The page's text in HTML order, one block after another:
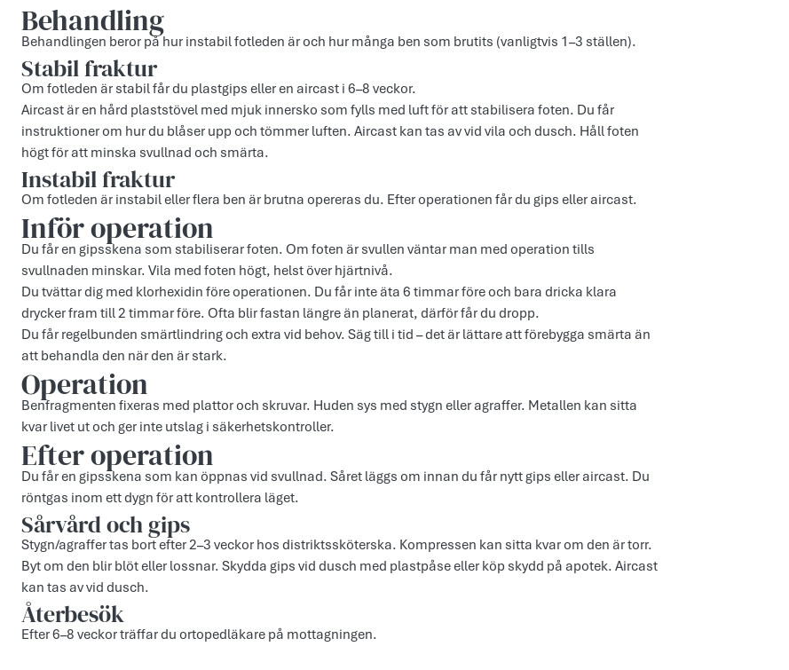
Behandling
Behandlingen beror på hur instabil fotleden är och hur många ben som brutits (vanligtvis 1–3 ställen).
Stabil fraktur
Om fotleden är stabil får du plastgips eller en aircast i 6–8 veckor.
Aircast är en hård plaststövel med mjuk innersko som fylls med luft för att stabilisera foten. Du får
instruktioner om hur du blåser upp och tömmer luften. Aircast kan tas av vid vila och dusch. Håll foten
högt för att minska svullnad och smärta.
Instabil fraktur
Om fotleden är instabil eller flera ben är brutna opereras du. Efter operationen får du gips eller aircast.
Inför operation
Du får en gipsskena som stabiliserar foten. Om foten är svullen väntar man med operation tills
svullnaden minskar. Vila med foten högt, helst över hjärtnivå.
Du tvättar dig med klorhexidin före operationen. Du får inte äta 6 timmar före och bara dricka klara
drycker fram till 2 timmar före. Ofta blir fastan längre än planerat, därför får du dropp.
Du får regelbunden smärtlindring och extra vid behov. Säg till i tid – det är lättare att förebygga smärta än
att behandla den när den är stark.
Operation
Benfragmenten fixeras med plattor och skruvar. Huden sys med stygn eller agraffer. Metallen kan sitta
kvar livet ut och ger inte utslag i säkerhetskontroller.
Efter operation
Du får en gipsskena som kan öppnas vid svullnad. Såret läggs om innan du får nytt gips eller aircast. Du
röntgas inom ett dygn för att kontrollera läget.
Sårvård och gips
Stygn/agraffer tas bort efter 2–3 veckor hos distriktssköterska. Kompressen kan sitta kvar om den är torr.
Byt om den blir blöt eller lossnar. Skydda gips vid dusch med plastpåse eller köp skydd på apotek. Aircast
kan tas av vid dusch.
Återbesök
Efter 6–8 veckor träffar du ortopedläkare på mottagningen.